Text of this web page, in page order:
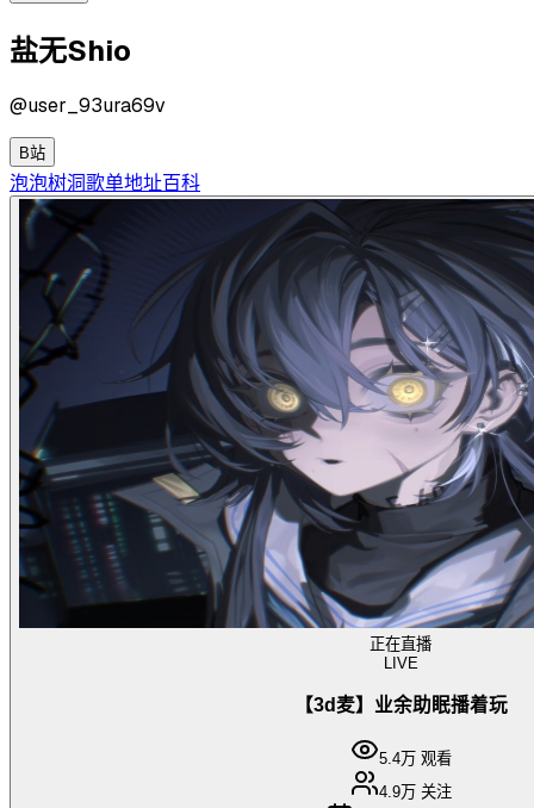
盐无Shio
@user_93ura69v
B站
泡泡树洞歌单地址百科
正在直播
LIVE
【3d麦】业余助眠播着玩
5.4万 观看
4.9万 关注